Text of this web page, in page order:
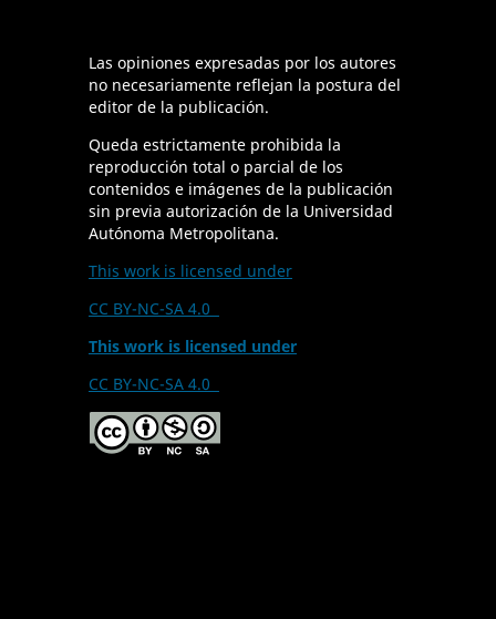
Las opiniones expresadas por los autores
no necesariamente reflejan la postura del
editor de la publicación.
Queda estrictamente prohibida la
reproducción total o parcial de los
contenidos e imágenes de la publicación
sin previa autorización de la Universidad
Autónoma Metropolitana.
This work is licensed under
CC BY-NC-SA 4.0
This work is licensed under
CC BY-NC-SA 4.0